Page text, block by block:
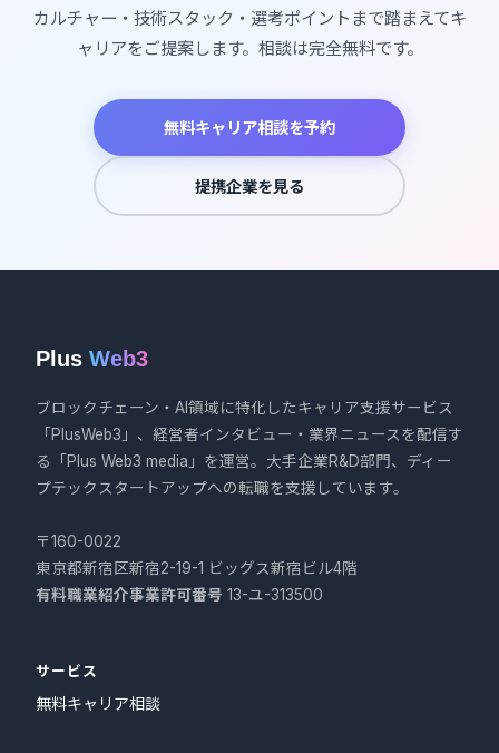
カルチャー・技術スタック・選考ポイントまで踏まえてキ
ャリアをご提案します。相談は完全無料です。
無料キャリア相談を予約
提携企業を見る
Plus Web3
ブロックチェーン・AI領域に特化したキャリア支援サービス
「PlusWeb3」、経営者インタビュー・業界ニュースを配信す
る「Plus Web3 media」を運営。大手企業R&D部門、ディー
プテックスタートアップへの転職を支援しています。
〒160-0022
東京都新宿区新宿2-19-1 ビッグス新宿ビル4階
有料職業紹介事業許可番号 13-ユ-313500
サービス
無料キャリア相談